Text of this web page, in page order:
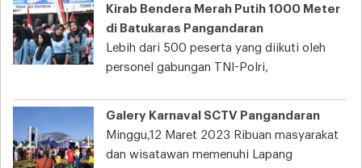
Kirab Bendera Merah Putih 1000 Meter
di Batukaras Pangandaran
Lebih dari 500 peserta yang diikuti oleh
personel gabungan TNI-Polri,
Galery Karnaval SCTV Pangandaran
Minggu,12 Maret 2023 Ribuan masyarakat
dan wisatawan memenuhi Lapang